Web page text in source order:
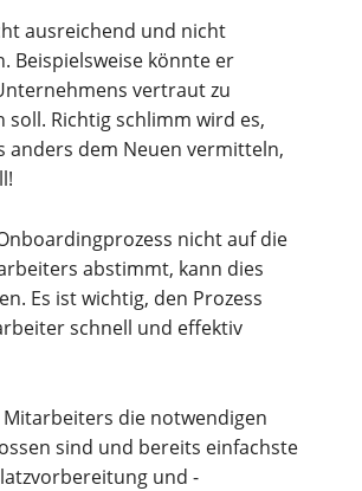
ausreichend und nicht
Beispielsweise könnte er
vertraut zu
Richtig schlimm wird es,
anders dem Neuen vermitteln,
nicht auf die
abstimmt, kann dies
Es ist wichtig, den Prozess
schnell und effektiv
die notwendigen
sind und bereits einfachste
und -